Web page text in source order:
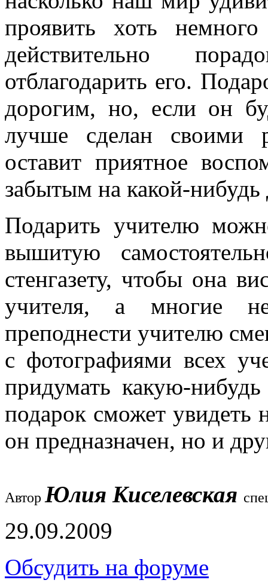
проявить хоть
действительно
отблагодарить его.
дорогим, но, если он
лучше сделан своими
оставит приятное
забытым на какой-нибудь
Подарить учителю
вышитую
стенгазету, чтобы она
учителя, а многие
преподнести учителю
с фотографиями всех
придумать какую-
подарок сможет увидеть
он предназначен, но и
Автор Юлия Киселевская
29.09.2009
Обсудить на форуме